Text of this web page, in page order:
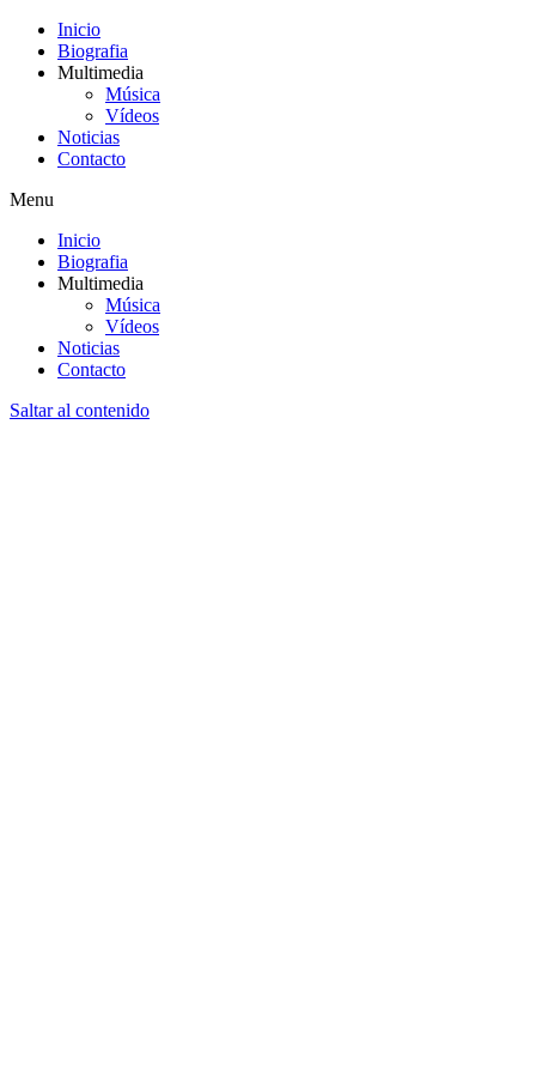
Inicio
Biografia
Multimedia
Música
Vídeos
Noticias
Contacto
Menu
Inicio
Biografia
Multimedia
Música
Vídeos
Noticias
Contacto
Saltar al contenido